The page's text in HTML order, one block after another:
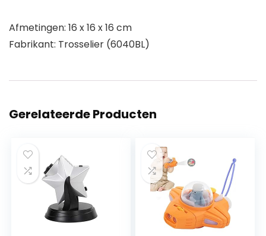
Afmetingen: 16 x 16 x 16 cm
Fabrikant: Trosselier (6040BL)
Gerelateerde Producten